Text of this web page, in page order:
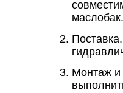
Монтаж и